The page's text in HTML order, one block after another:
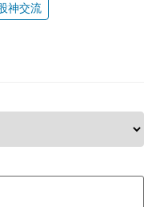
神交流